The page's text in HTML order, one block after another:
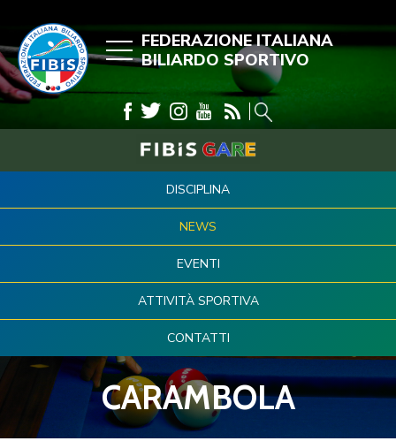
FEDERAZIONE ITALIANA
BILIARDO SPORTIVO
DISCIPLINA
NEWS
EVENTI
ATTIVITÀ SPORTIVA
CONTATTI
CARAMBOLA